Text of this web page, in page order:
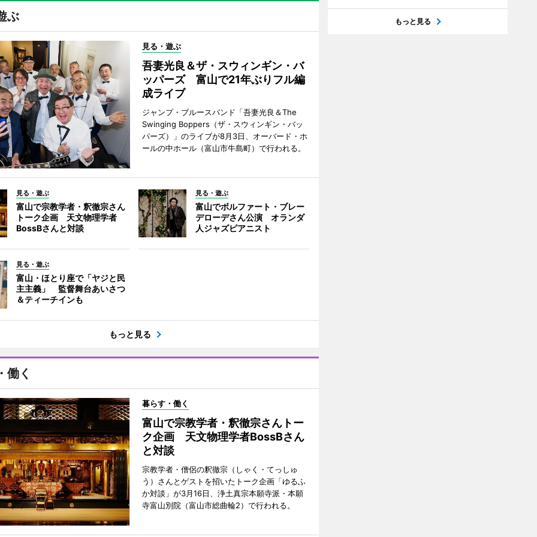
ぶ
見る・遊ぶ
吾妻光良＆ザ・スウィンギン・バ
ッパーズ 富山で21年ぶりフル編
成ライブ
ジャンプ・ブルースバンド「吾妻光良＆The
Swinging Boppers（ザ・スウィンギン・バッ
パーズ）」のライブが8月3日、オーバード・ホ
ールの中ホール（富山市牛島町）で行われる。
見る・遊ぶ
富山で宗教学者・釈徹宗さん
トーク企画 天文物理学者
BossBさんと対談
見る・遊ぶ
富山でボルファート・ブレー
デローデさん公演 オランダ
人ジャズピアニスト
見る・遊ぶ
富山・ほとり座で「ヤジと民
主主義」 監督舞台あいさつ
＆ティーチインも
もっと見る
働く
暮らす・働く
富山で宗教学者・釈徹宗さんトー
ク企画 天文物理学者BossBさん
と対談
宗教学者・僧侶の釈徹宗（しゃく・てっしゅ
う）さんとゲストを招いたトーク企画「ゆるふ
か対談」が3月16日、浄土真宗本願寺派・本願
寺富山別院（富山市総曲輪2）で行われる。
もっと見る